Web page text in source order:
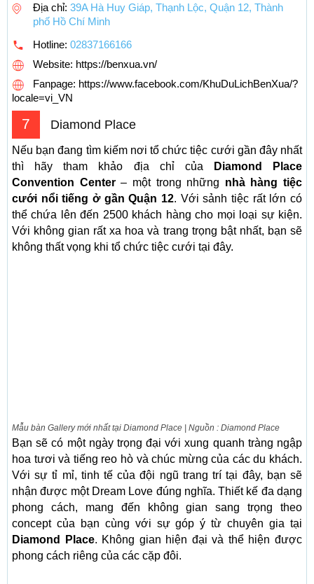
Địa chỉ: 39A Hà Huy Giáp, Thạnh Lộc, Quận 12, Thành
phố Hồ Chí Minh
Hotline: 02837166166
Website: https://benxua.vn/
Fanpage: https://www.facebook.com/KhuDuLichBenXua/?
locale=vi_VN
7 Diamond Place
Nếu bạn đang tìm kiếm nơi tổ chức tiệc cưới gần đây nhất
thì hãy tham khảo địa chỉ của
Diamond Place
Convention Center– một trong những nhà hàng tiệc
cưới nổi tiếng ở gần Quận 12. Với sảnh tiệc rất lớn có
thể chứa lên đến 2500 khách hàng cho mọi loại sự kiện.
Với không gian rất xa hoa và trang trọng bật nhất, bạn sẽ
không thất vọng khi tổ chức tiệc cưới tại đây.
Mẫu bàn Gallery mới nhất tại Diamond Place | Nguồn : Diamond Place
Bạn sẽ có một ngày trọng đại với xung quanh tràng ngập
hoa tươi và tiếng reo hò và chúc mừng của các du khách.
Với sự tỉ mỉ, tinh tế của đội ngũ trang trí tại đây, bạn sẽ
nhận được một Dream Love đúng nghĩa. Thiết kế đa dạng
phong cách, mang đến không gian sang trọng theo
concept của bạn cùng với sự góp ý từ chuyên gia tại
Diamond Place. Không gian hiện đại và thể hiện được
phong cách riêng của các cặp đôi.